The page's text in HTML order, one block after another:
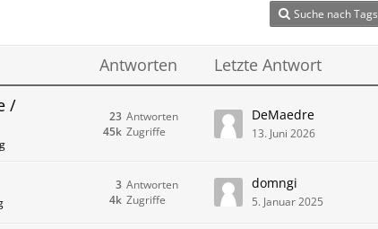
Suche nach Tags
Antworten
Letzte Antwort
/
Antworten
23
Zugriffe
45k
DeMaedre
13. Juni 2026
Antworten
3
Zugriffe
4k
domngi
5. Januar 2025